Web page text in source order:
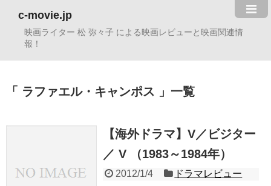
c-movie.jp
映画ライター 松 弥々子 による映画レビューと映画関連情
報！
ラファエル・キャンポス 一覧
【海外ドラマ】V／ビジター
／ V （1983～1984年）
2012/1/4
ドラマレビュー